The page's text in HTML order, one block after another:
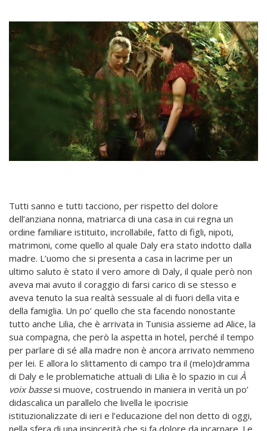
Tutti sanno e tutti tacciono, per rispetto del dolore
dell’anziana nonna, matriarca di una casa in cui regna un
ordine familiare istituito, incrollabile, fatto di figli, nipoti,
matrimoni, come quello al quale Daly era stato indotto dalla
madre. L’uomo che si presenta a casa in lacrime per un
ultimo saluto è stato il vero amore di Daly, il quale però non
aveva mai avuto il coraggio di farsi carico di se stesso e
aveva tenuto la sua realtà sessuale al di fuori della vita e
della famiglia. Un po’ quello che sta facendo nonostante
tutto anche Lilia, che è arrivata in Tunisia assieme ad Alice, la
sua compagna, che però la aspetta in hotel, perché il tempo
per parlare di sé alla madre non è ancora arrivato nemmeno
per lei. E allora lo slittamento di campo tra il (melo)dramma
di Daly e le problematiche attuali di Lilia è lo spazio in cui À
voix bassesi muove, costruendo in maniera in verità un po’
didascalica un parallelo che livella le ipocrisie
istituzionalizzate di ieri e l’educazione del non detto di oggi,